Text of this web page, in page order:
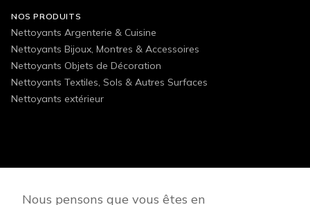
NOS PRODUITS
Nettoyants Argenterie & Cuisine
Nettoyants Bijoux, Montres & Accessoires
Nettoyants Objets de Décoration
Nettoyants Textiles, Sols & Autres Surfaces
Nettoyants extérieur
FOLLOW US
Nous pensons que vous êtes en